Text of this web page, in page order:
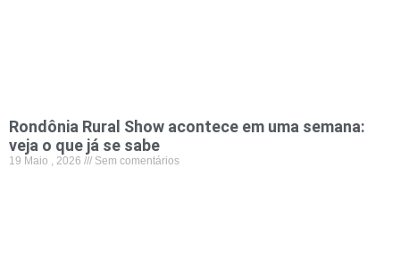
Rondônia Rural Show acontece em uma semana:
veja o que já se sabe
19 Maio , 2026 Sem comentários